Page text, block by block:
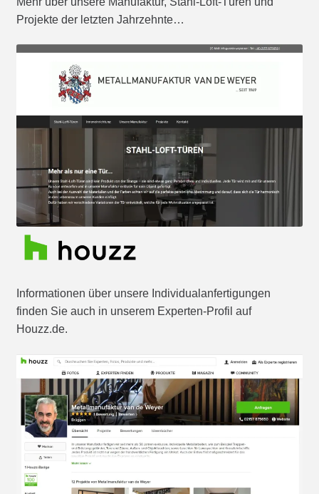
Projekte der letzten Jahrzehnte…
Informationen über unsere Individualanfertigungen
finden Sie auch in unserem Experten-Profil auf
Houzz.de.